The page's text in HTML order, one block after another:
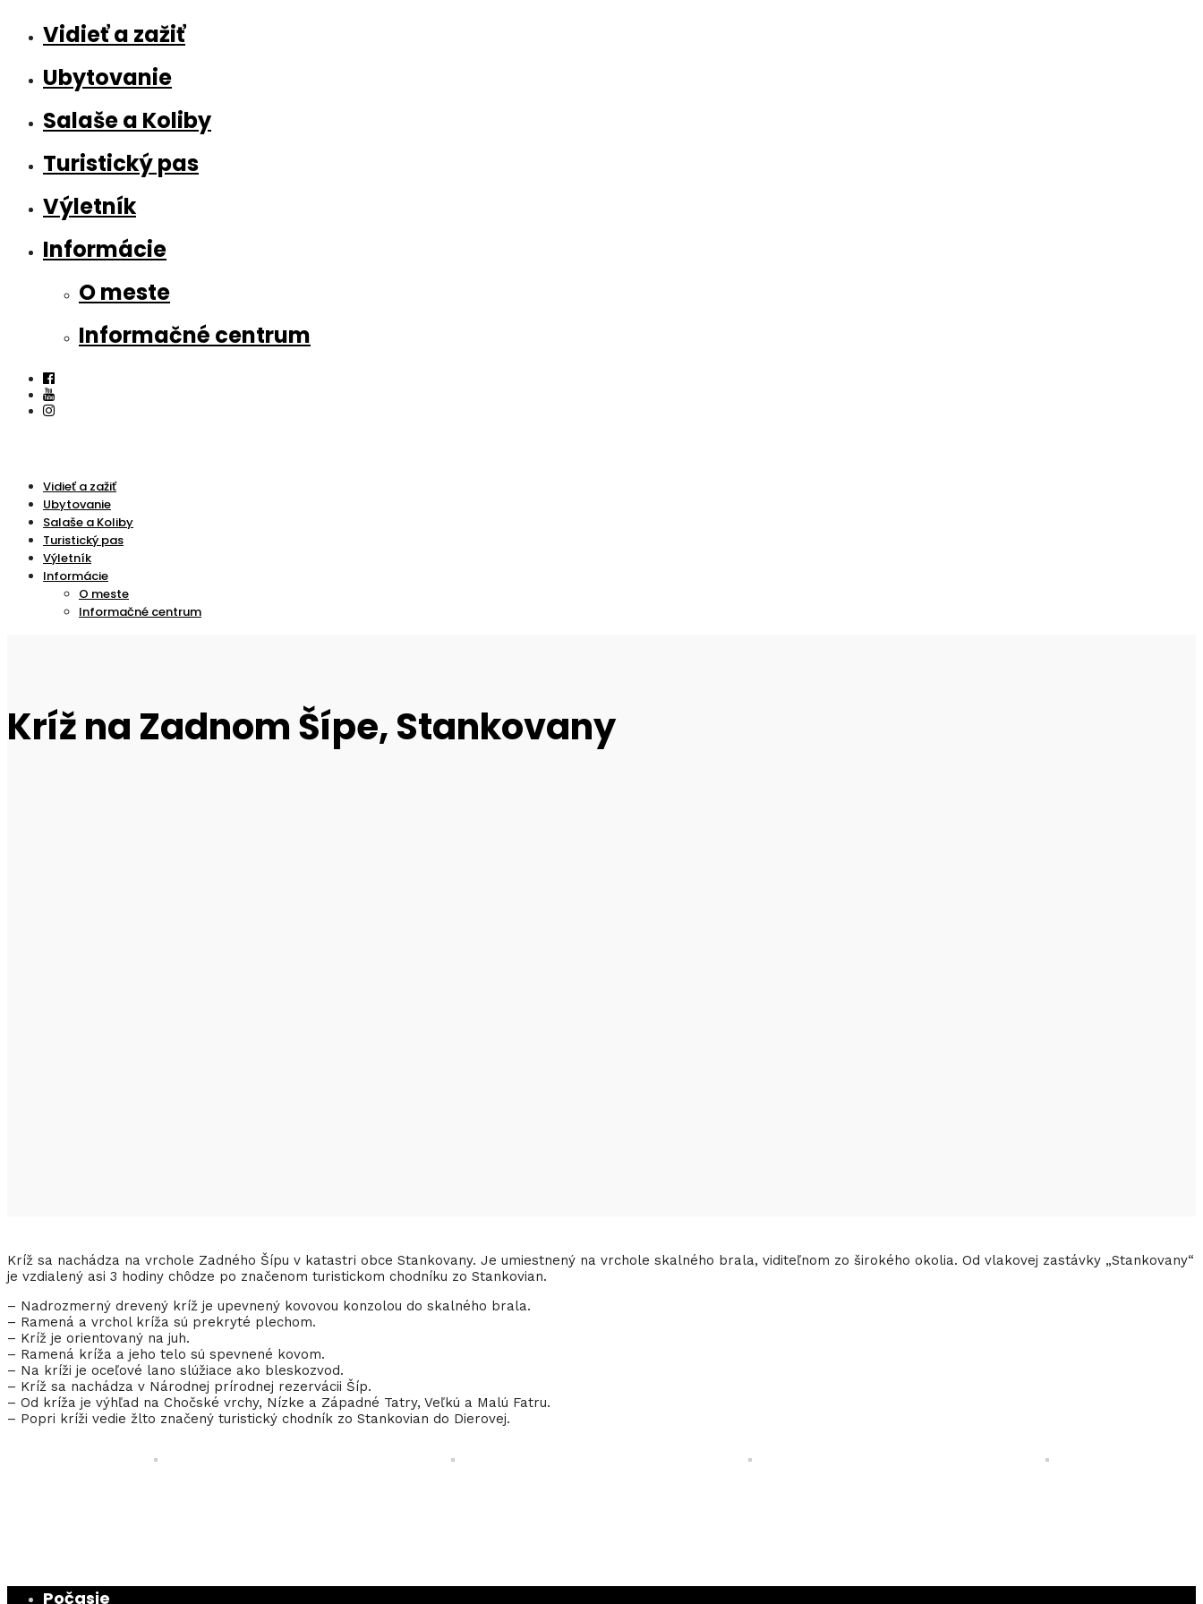
Vidieť a zažiť
Ubytovanie
Salaše a Koliby
Turistický pas
Výletník
Informácie
O meste
Informačné centrum
Vidieť a zažiť
Ubytovanie
Salaše a Koliby
Turistický pas
Výletník
Informácie
O meste
Informačné centrum
Kríž na Zadnom Šípe, Stankovany
Kríž sa nachádza na vrchole Zadného Šípu v katastri obce Stankovany. Je umiestnený na vrchole skalného brala, viditeľnom zo širokého okolia. Od vlakovej zastávky „Stankovany“
je vzdialený asi 3 hodiny chôdze po značenom turistickom chodníku zo Stankovian.
– Nadrozmerný drevený kríž je upevnený kovovou konzolou do skalného brala.
– Ramená a vrchol kríža sú prekryté plechom.
– Kríž je orientovaný na juh.
– Ramená kríža a jeho telo sú spevnené kovom.
– Na kríži je oceľové lano slúžiace ako bleskozvod.
– Kríž sa nachádza v Národnej prírodnej rezervácii Šíp.
– Od kríža je výhľad na Chočské vrchy, Nízke a Západné Tatry, Veľkú a Malú Fatru.
– Popri kríži vedie žlto značený turistický chodník zo Stankovian do Dierovej.
Počasie